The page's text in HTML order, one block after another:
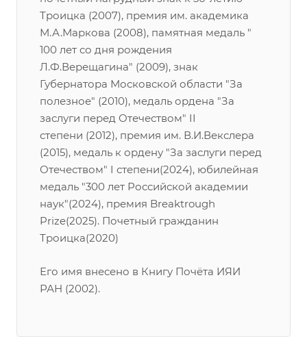
Троицка (2007), премия им. академика
М.А.Маркова (2008), памятная медаль "
100 лет со дня рождения
Л.Ф.Верещагина" (2009), знак
Губернатора Московской области "За
полезное" (2010), медаль ордена "За
заслуги перед Отечеством" II
степени (2012), премия им. В.И.Векслера
(2015), медаль к ордену "За заслуги перед
Отечеством" I степени(2024), юбилейная
медаль "300 лет Российской академии
наук"(2024), премия Breaktrough
Prize(2025). Почетный гражданин
Троицка(2020)
Его имя внесено в Книгу Почёта ИЯИ
РАН (2002).